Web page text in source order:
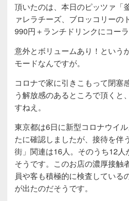
頂いたのは、本日のピッツァ「
ァレラチーズ、ブロッコリーの
990円＋ランチドリンクにコーラ
意外とボリュームあり！という
モードなんですが。
コロナで家に引きこもって閉塞
う解放感のあるところで頂くと
すねえ。
東京都は6日に新型コロナウイ
たに確認しましたが、接待を伴
街」関連は16人。そのうち12
そうです。このお店の濃厚接触
員や客も積極的に検査している
が出たのだそうです。